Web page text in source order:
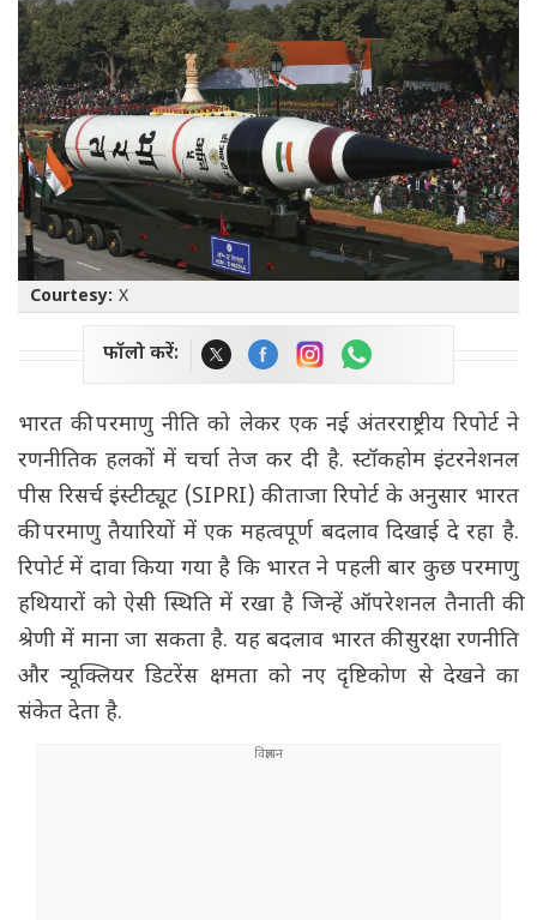
Courtesy: X
फॉलो करें:
भारत की परमाणु नीति को लेकर एक नई अंतरराष्ट्रीय रिपोर्ट ने
रणनीतिक हलकों में चर्चा तेज कर दी है. स्टॉकहोम इंटरनेशनल
पीस रिसर्च इंस्टीट्यूट (SIPRI) की ताजा रिपोर्ट के अनुसार भारत
की परमाणु तैयारियों में एक महत्वपूर्ण बदलाव दिखाई दे रहा है.
रिपोर्ट में दावा किया गया है कि भारत ने पहली बार कुछ परमाणु
हथियारों को ऐसी स्थिति में रखा है जिन्हें ऑपरेशनल तैनाती की
श्रेणी में माना जा सकता है. यह बदलाव भारत की सुरक्षा रणनीति
और न्यूक्लियर डिटरेंस क्षमता को नए दृष्टिकोण से देखने का
संकेत देता है.